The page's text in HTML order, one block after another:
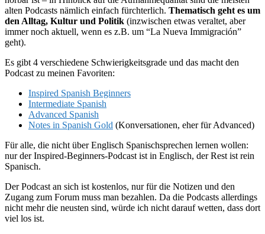
alten Podcasts nämlich einfach fürchterlich. Thematisch geht es um
den Alltag, Kultur und Politik (inzwischen etwas veraltet, aber
immer noch aktuell, wenn es z.B. um “La Nueva Immigración”
geht).
Es gibt 4 verschiedene Schwierigkeitsgrade und das macht den
Podcast zu meinen Favoriten:
Inspired Spanish Beginners
Intermediate Spanish
Advanced Spanish
Notes in Spanish Gold (Konversationen, eher für Advanced)
Für alle, die nicht über Englisch Spanischsprechen lernen wollen:
nur der Inspired-Beginners-Podcast ist in Englisch, der Rest ist rein
Spanisch.
Der Podcast an sich ist kostenlos, nur für die Notizen und den
Zugang zum Forum muss man bezahlen. Da die Podcasts allerdings
nicht mehr die neusten sind, würde ich nicht darauf wetten, dass dort
viel los ist.